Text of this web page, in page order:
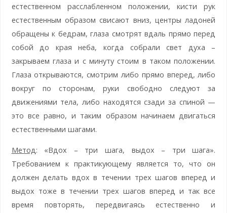
естественном расслабленном положении, кисти рук
естественным образом свисают вниз, центры ладоней
обращены к бедрам, глаза смотрят вдаль прямо перед
собой до края неба, когда собрали свет духа –
закрываем глаза и с минуту стоим в таком положении.
Глаза открываются, смотрим либо прямо вперед, либо
вокруг по сторонам, руки свободно следуют за
движениями тела, либо находятся сзади за спиной —
это все равно, и таким образом начинаем двигаться
естественными шагами.
Метод: «Вдох – три шага, выдох – три шага».
Требованием к практикующему является то, что он
должен делать вдох в течении трех шагов вперед и
выдох тоже в течении трех шагов вперед и так все
время повторять, передвигаясь естественно и